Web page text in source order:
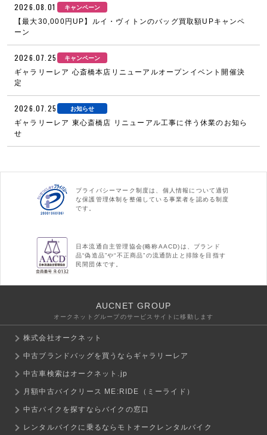
2026.08.01 キャンペーン
【最大30,000円UP】ルイ・ヴィトンのバッグ買取額UPキャンペ
ーン
2026.07.25 キャンペーン
ギャラリーレア 心斎橋本店リニューアルオープンイベント開催決
定
2026.07.25 お知らせ
ギャラリーレア 東心斎橋店 リニューアル工事に伴う休業のお知ら
せ
プライバシーマーク制度は、個人情報について適切
な保護管理体制を整備している事業者を認める制度
です。
日本流通自主管理協会(略称AACD)は、ブランド
品“偽造品”や“不正商品”の流通防止と排除を目指す
民間団体です。
AUCNET GROUP
オークネットグループのサービスサイトに移動します
株式会社オークネット
中古ブランドバッグを買うならギャラリーレア
中古車検索はオークネット.jp
月額中古バイクリース ME:RIDE（ミーライド）
中古バイクを探すならバイクの窓口
レンタルバイクに乗るならモトオークレンタルバイク